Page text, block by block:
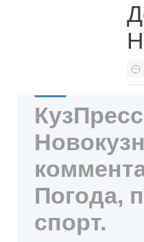
Погода,
спорт.